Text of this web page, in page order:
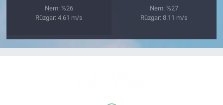
Nem: %26
Rüzgar: 4.61 m/s
Nem: %27
Rüzgar: 8.11 m/s